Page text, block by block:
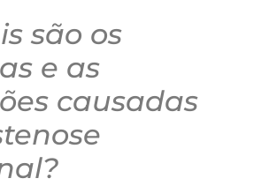
são os
e as
causadas